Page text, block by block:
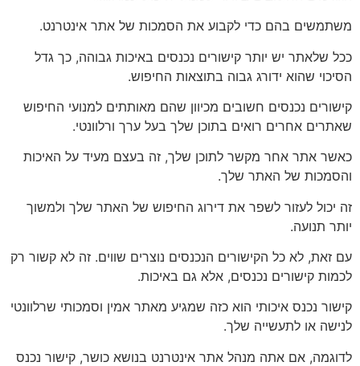
משתמשים בהם כדי לקבוע את הסמכות של אתר אינטרנט.
ככל שלאתר יש יותר קישורים נכנסים באיכות גבוהה, כך גדל
הסיכוי שהוא ידורג גבוה בתוצאות החיפוש.
קישורים נכנסים חשובים מכיוון שהם מאותתים למנועי החיפוש
שאתרים אחרים רואים בתוכן שלך בעל ערך ורלוונטי.
כאשר אתר אחר מקשר לתוכן שלך, זה בעצם מעיד על האיכות
והסמכות של האתר שלך.
זה יכול לעזור לשפר את דירוג החיפוש של האתר שלך ולמשוך
יותר תנועה.
עם זאת, לא כל הקישורים הנכנסים נוצרים שווים. זה לא קשור רק
לכמות קישורים נכנסים, אלא גם באיכות.
קישור נכנס איכותי הוא כזה שמגיע מאתר אמין וסמכותי שרלוונטי
לנישה או לתעשייה שלך.
לדוגמה, אם אתה מנהל אתר אינטרנט בנושא כושר, קישור נכנס